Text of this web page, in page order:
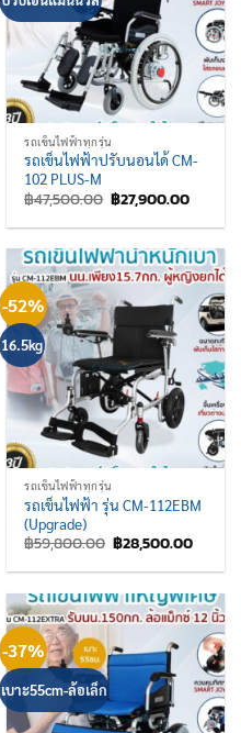
รถเข็นไฟฟ้าทุกรุ่น
รถเข็นไฟฟ้าปรับนอนได้ CM-
102 PLUS-M
฿47,500.00 Original
price
was:
฿27,900.00Current
is:
-52%
16.5kg
รถเข็นไฟฟ้าทุกรุ่น
รถเข็นไฟฟ้า รุ่น CM-112EBM
(Upgrade)
฿59,800.00 Original
price
was:
฿28,500.00
is:
-37%
เบาะ55cm-ล้อเล็ก